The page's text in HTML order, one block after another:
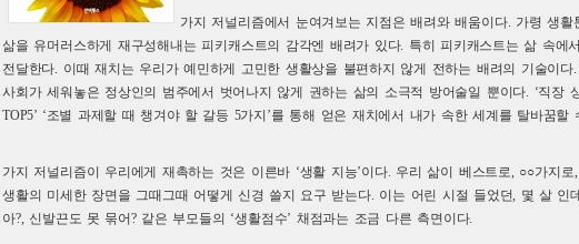
가지 저널리즘에서 눈여겨보는 지점은 배려와 배움이다. 가령 생활
삶을 유머러스하게 재구성해내는 피키캐스트의 감각엔 배려가 있다. 특히 피키캐스트는 삶 속에
전달한다. 이때 재치는 우리가 예민하게 고민한 생활상을 불편하지 않게 전하는 배려의 기술이다
사회가 세워놓은 정상인의 범주에서 벗어나지 않게 권하는 삶의 소극적 방어술일 뿐이다. ‘직장
TOP5’ ‘조별 과제할 때 챙겨야 할 갈등 5가지’를 통해 얻은 재치에서 내가 속한 세계를 탈바꿈할
가지 저널리즘이 우리에게 재촉하는 것은 이른바 ‘생활 지능’이다. 우리 삶이 베스트로, ○○가지
생활의 미세한 장면을 그때그때 어떻게 신경 쓸지 요구 받는다. 이는 어린 시절 들었던, 몇 살 인
아?, 신발끈도 못 묶어? 같은 부모들의 ‘생활점수’ 채점과는 조금 다른 측면이다.